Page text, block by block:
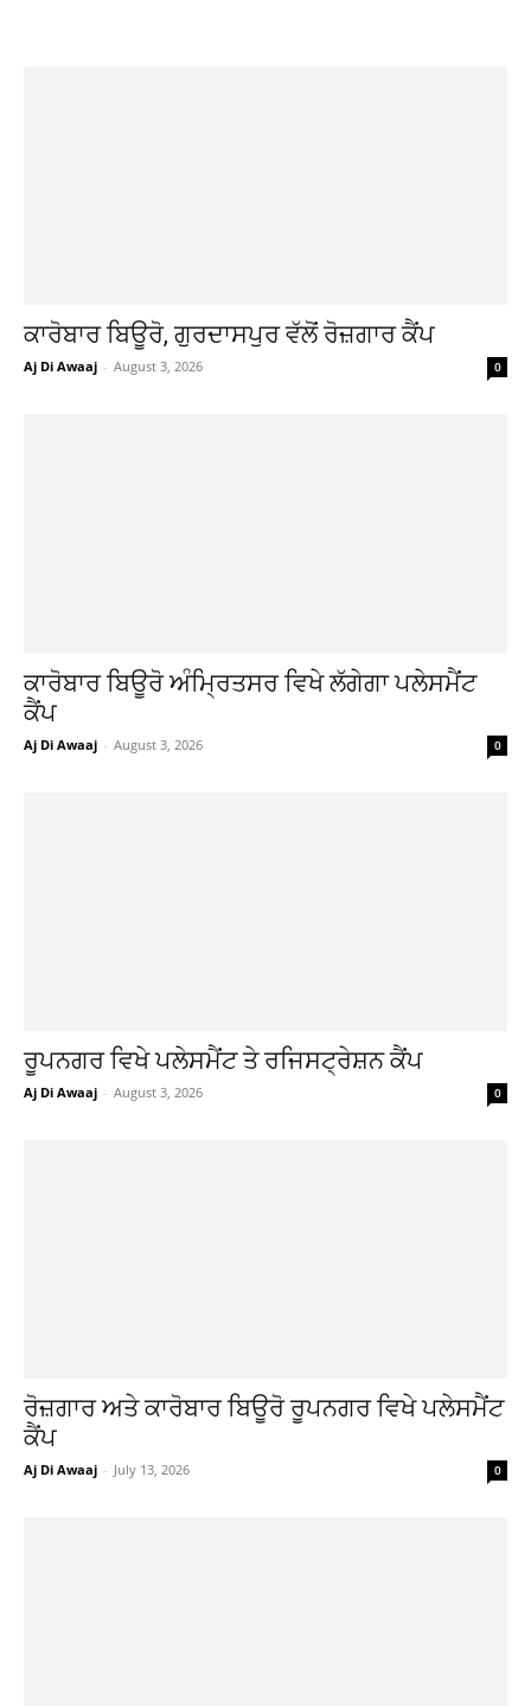
ਕਾਰੋਬਾਰ ਬਿਊਰੋ, ਗੁਰਦਾਸਪੁਰ ਵੱਲੋਂ ਰੋਜ਼ਗਾਰ ਕੈਂਪ
Aj Di Awaaj - August 3, 2026 0
ਕਾਰੋਬਾਰ ਬਿਊਰੋ ਅੰਮ੍ਰਿਤਸਰ ਵਿਖੇ ਲੱਗੇਗਾ ਪਲੇਸਮੈਂਟ
ਕੈਂਪ
Aj Di Awaaj - August 3, 2026 0
ਰੂਪਨਗਰ ਵਿਖੇ ਪਲੇਸਮੈਂਟ ਤੇ ਰਜਿਸਟ੍ਰੇਸ਼ਨ ਕੈਂਪ
Aj Di Awaaj - August 3, 2026 0
ਰੋਜ਼ਗਾਰ ਅਤੇ ਕਾਰੋਬਾਰ ਬਿਊਰੋ ਰੂਪਨਗਰ ਵਿਖੇ ਪਲੇਸਮੈਂਟ
ਕੈਂਪ
Aj Di Awaaj - July 13, 2026 0